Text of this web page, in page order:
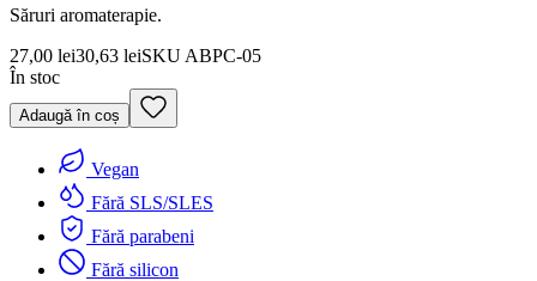
Săruri aromaterapie.
27,00 lei30,63 leiSKU ABPC-05
În stoc
Adaugă în coș
Vegan
Fără SLS/SLES
Fără parabeni
Fără silicon